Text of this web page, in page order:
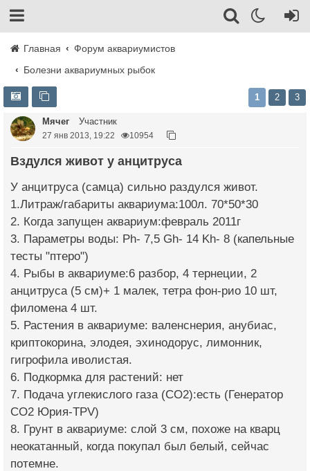
Главная
Форум аквариумистов
Болезни аквариумных рыбок
1 2 3
Мячег Участник
27 янв 2013, 19:22 10954
Вздулся живот у анцитруса
У анцитруса (самца) сильно раздулся живот.
1.Литраж/габариты аквариума:100л. 70*50*30
2. Когда запущен аквариум:февраль 2011г
3. Параметры воды: Ph- 7,5 Gh- 14 Kh- 8 (капельные
тесты "птеро")
4. Рыбы в аквариуме:6 разбор, 4 тернеции, 2
анцитруса (5 см)+ 1 малек, тетра фон-рио 10 шт,
филомена 4 шт.
5. Растения в аквариуме: валенснерия, анубиас,
криптокорина, элодея, эхинодорус, лимонник,
гигрофила иволистая.
6. Подкормка для растений: нет
7. Подача углекислого газа (CO2):есть (Генератор
СО2 Юрия-TPV)
8. Грунт в аквариуме: слой 3 см, похоже на кварц
неокатанный, когда покупал был белый, сейчас
потемне.